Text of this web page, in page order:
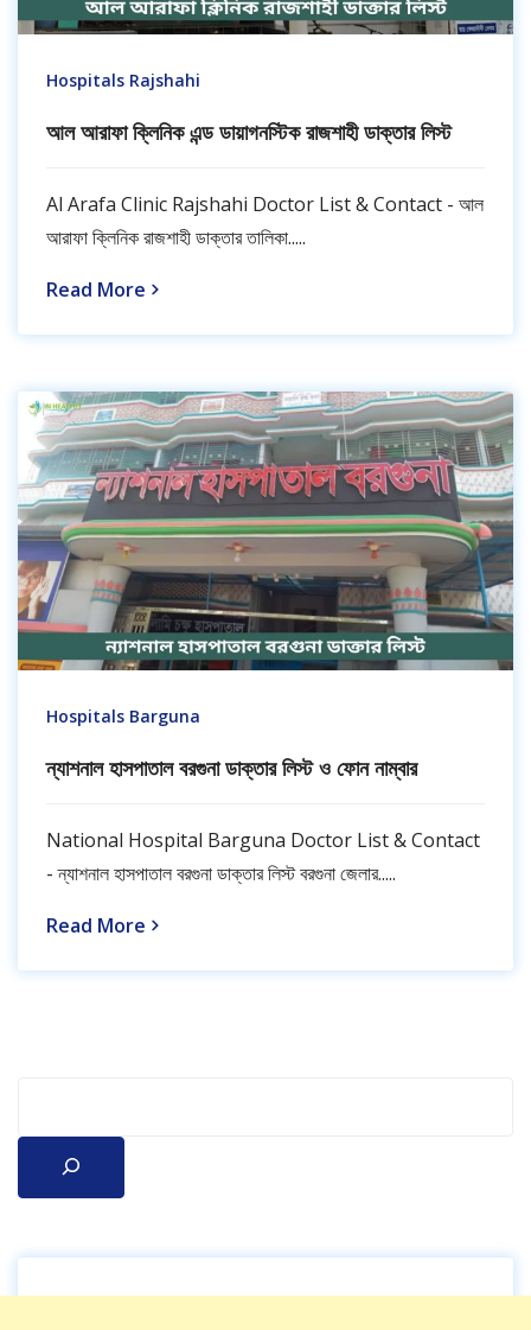
Hospitals Rajshahi
আল আরাফা ক্লিনিক এন্ড ডায়াগনস্টিক রাজশাহী ডাক্তার লিস্ট
Al Arafa Clinic Rajshahi Doctor List & Contact - আল
আরাফা ক্লিনিক রাজশাহী ডাক্তার তালিকা.....
Read More
Hospitals Barguna
ন্যাশনাল হাসপাতাল বরগুনা ডাক্তার লিস্ট ও ফোন নাম্বার
National Hospital Barguna Doctor List & Contact
- ন্যাশনাল হাসপাতাল বরগুনা ডাক্তার লিস্ট বরগুনা জেলার.....
Read More